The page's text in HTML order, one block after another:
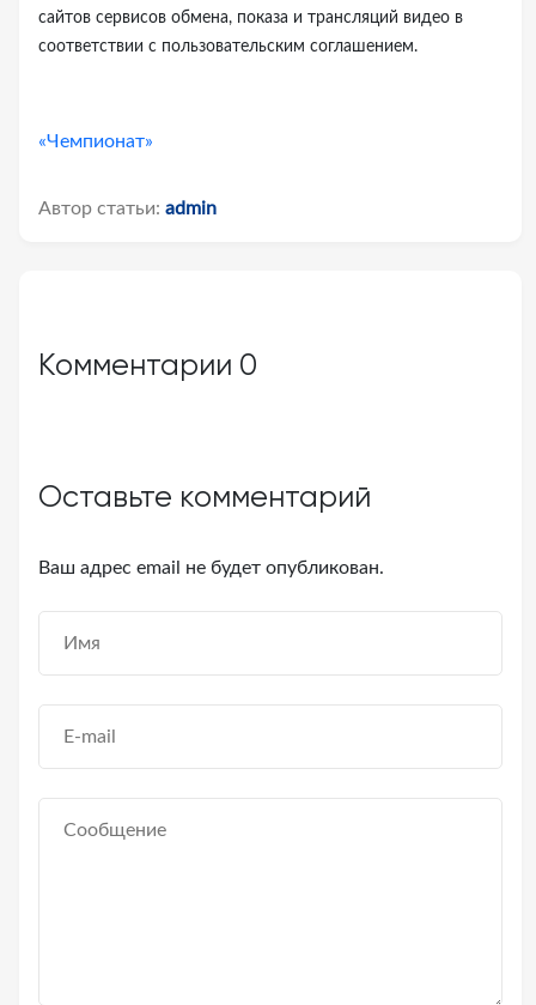
сайтов сервисов обмена, показа и трансляций видео в
соответствии с пользовательским соглашением.
«Чемпионат»
Автор статьи: admin
Комментарии 0
Оставьте комментарий
Ваш адрес email не будет опубликован.